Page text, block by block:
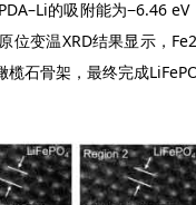
的吸附能为−6.46
位变温XRD结果显示，
石骨架，最终完成